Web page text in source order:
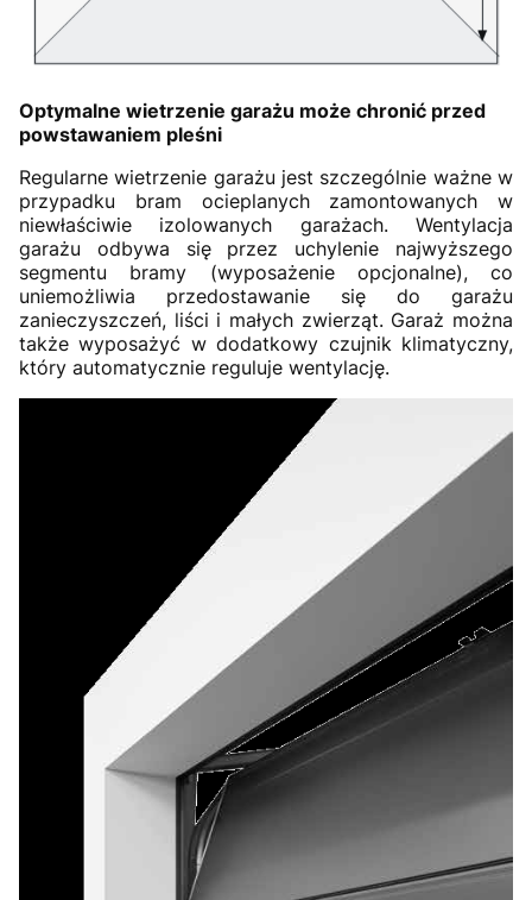
Optymalne wietrzenie garażu może chronić przed
powstawaniem pleśni
Regularne wietrzenie garażu jest szczególnie ważne w
przypadku bram ocieplanych zamontowanych w
niewłaściwie izolowanych garażach. Wentylacja
garażu odbywa się przez uchylenie najwyższego
segmentu bramy (wyposażenie opcjonalne), co
uniemożliwia przedostawanie się do garażu
zanieczyszczeń, liści i małych zwierząt. Garaż można
także wyposażyć w dodatkowy czujnik klimatyczny,
który automatycznie reguluje wentylację.